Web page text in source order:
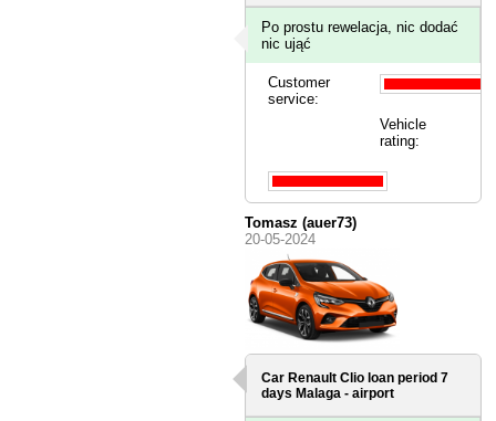
Po prostu rewelacja, nic dodać
nic ująć
Customer
service:
Vehicle
rating:
Tomasz (auer73)
20-05-2024
Car Renault Clio loan period 7
daysMalaga - airport